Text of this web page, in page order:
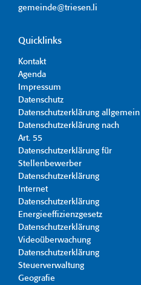
gemeinde@triesen.li
Quicklinks
Kontakt
Agenda
Impressum
Datenschutz
Datenschutzerklärung allgemein
Datenschutzerklärung nach
Art. 55
Datenschutzerklärung für
Stellenbewerber
Datenschutzerklärung
Internet
Datenschutzerklärung
Energieeffizienzgesetz
Datenschutzerklärung
Videoüberwachung
Datenschutzerklärung
Steuerverwaltung
Geografie